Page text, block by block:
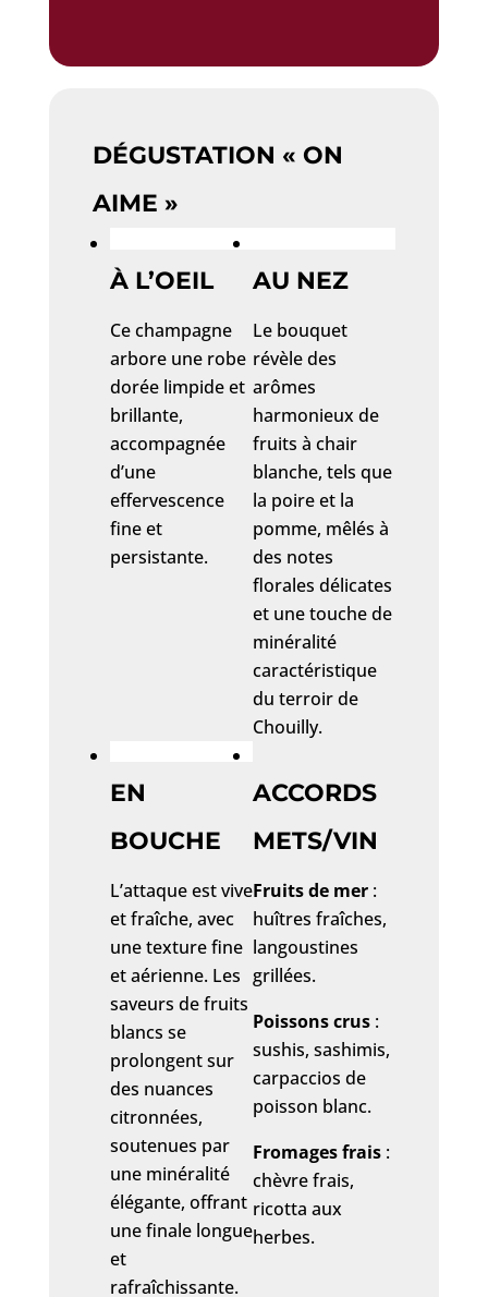
DÉGUSTATION « ON
AIME »
À L’OEIL
Ce champagne
arbore une robe
dorée limpide et
brillante,
accompagnée
d’une
effervescence
fine et
persistante.
AU NEZ
Le bouquet
révèle des
arômes
harmonieux de
fruits à chair
blanche, tels que
la poire et la
pomme, mêlés à
des notes
florales délicates
et une touche de
minéralité
caractéristique
du terroir de
Chouilly.
EN
BOUCHE
L’attaque est vive
et fraîche, avec
une texture fine
et aérienne. Les
saveurs de fruits
blancs se
prolongent sur
des nuances
citronnées,
soutenues par
une minéralité
élégante, offrant
une finale longue
et
rafraîchissante.
ACCORDS
METS/VIN
Fruits de mer :
huîtres fraîches,
langoustines
grillées.
Poissons crus :
sushis, sashimis,
carpaccios de
poisson blanc.
Fromages frais :
chèvre frais,
ricotta aux
herbes.